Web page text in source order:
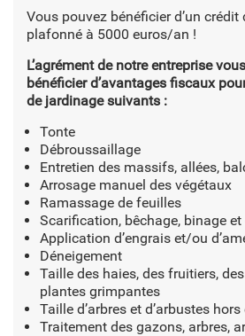
Vous pouvez bénéficier d’un crédit
plafonné à 5000 euros/an !
L’agrément de notre entreprise
bénéficier d’avantages fiscaux
de jardinage suivants :
Tonte
Débroussaillage
Entretien des massifs, allées,
Arrosage manuel des végétaux
Ramassage de feuilles
Scarification, bêchage, binage
Application d’engrais et/ou
Déneigement
Taille des haies, des fruitiers,
plantes grimpantes
Taille d’arbres et d’arbustes
Traitement des gazons, arbres,